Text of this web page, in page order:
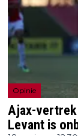
Opinie
Ajax-vertrek
Levant is